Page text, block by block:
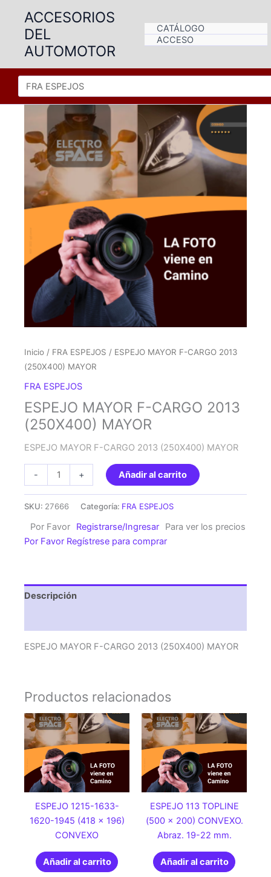
contenido
ACCESORIOS
DEL
AUTOMOTOR
CATÁLOGO
ACCESO
Inicio / FRA ESPEJOS / ESPEJO MAYOR F-CARGO 2013
(250X400) MAYOR
FRA ESPEJOS
ESPEJO MAYOR F-CARGO 2013
(250X400) MAYOR
ESPEJO MAYOR F-CARGO 2013 (250X400) MAYOR
-
MAYOR
2013
(250X400)
+ Añadir al carrito
SKU: 27666 Categoría: FRA ESPEJOS
Por Favor Registrarse/Ingresar
Para ver los precios
Por Favor Regístrese para comprar
Descripción
ESPEJO MAYOR F-CARGO 2013 (250X400) MAYOR
Productos relacionados
ESPEJO 1215-1633-
1620-1945 (418 x 196)
CONVEXO
Añadir al carrito
ESPEJO 113 TOPLINE
(500 x 200) CONVEXO.
Abraz. 19-22 mm.
Añadir al carrito